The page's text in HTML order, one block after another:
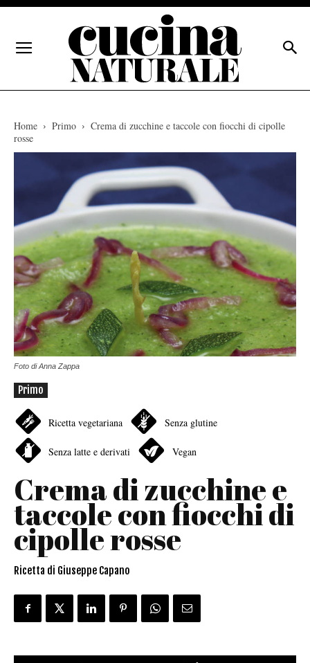
Home Primo
Crema di zucchine e taccole con fiocchi di cipolle
rosse
Foto di Anna Zappa
Primo
Ricetta vegetariana Senza glutine
Senza latte e derivati Vegan
Crema di zucchine e
taccole con fiocchi di
cipolle rosse
Ricetta di Giuseppe Capano